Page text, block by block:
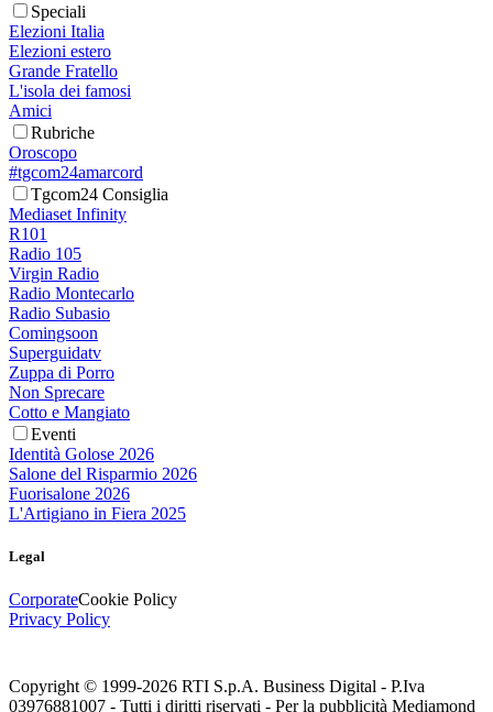
Speciali
Elezioni Italia
Elezioni estero
Grande Fratello
L'isola dei famosi
Amici
Rubriche
Oroscopo
#tgcom24amarcord
Tgcom24 Consiglia
Mediaset Infinity
R101
Radio 105
Virgin Radio
Radio Montecarlo
Radio Subasio
Comingsoon
Superguidatv
Zuppa di Porro
Non Sprecare
Cotto e Mangiato
Eventi
Identità Golose 2026
Salone del Risparmio 2026
Fuorisalone 2026
L'Artigiano in Fiera 2025
Legal
CorporateCookie Policy
Privacy Policy
Copyright © 1999-2026 RTI S.p.A. Business Digital - P.Iva
03976881007 - Tutti i diritti riservati - Per la pubblicità Mediamond